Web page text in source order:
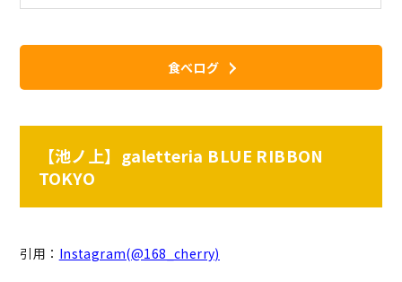
食べログ
【池ノ上】galetteria BLUE RIBBON
TOKYO
引用： Instagram(@168_cherry)